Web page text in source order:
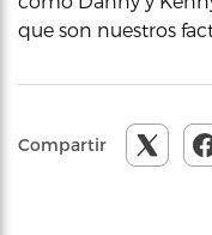
que son nuestros
Compartir